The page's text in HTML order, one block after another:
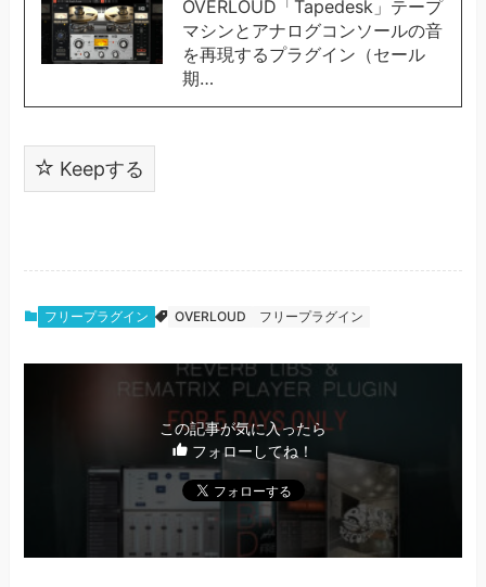
OVERLOUD「Tapedesk」テープ
マシンとアナログコンソールの音
を再現するプラグイン（セール
期…
Keepする
フリープラグイン OVERLOUD フリープラグイン
この記事が気に入ったら
フォローしてね！